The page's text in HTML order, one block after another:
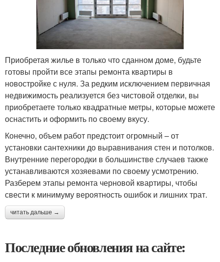
Приобретая жилье в только что сданном доме, будьте
готовы пройти все этапы ремонта квартиры в
новостройке с нуля. За редким исключением первичная
недвижимость реализуется без чистовой отделки, вы
приобретаете только квадратные метры, которые можете
оснастить и оформить по своему вкусу.
Конечно, объем работ предстоит огромный – от
установки сантехники до выравнивания стен и потолков.
Внутренние перегородки в большинстве случаев также
устанавливаются хозяевами по своему усмотрению.
Разберем этапы ремонта черновой квартиры, чтобы
свести к минимуму вероятность ошибок и лишних трат.
читать дальше →
Последние обновления на сайте: